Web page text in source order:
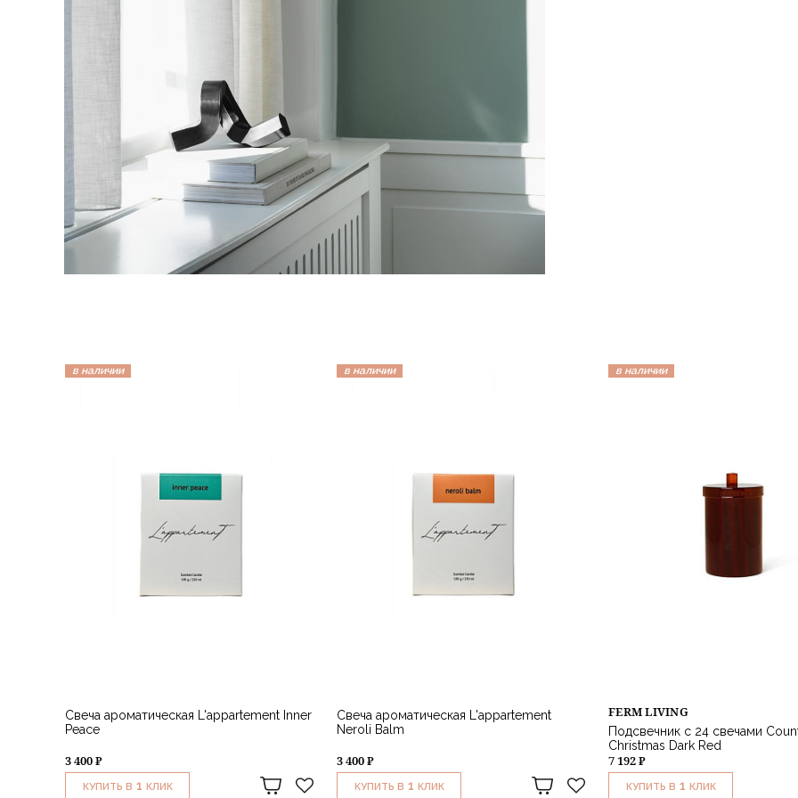
в наличии
Свеча ароматическая L'appartement Inner
Peace
3 400 ₽
КУПИТЬ В 1 КЛИК
в наличии
Свеча ароматическая L'appartement
Neroli Balm
3 400 ₽
КУПИТЬ В 1 КЛИК
в наличии
FERM LIVING
Подсвечник с 24 свечами
Christmas Dark Red
7 192 ₽
КУПИТЬ В 1 КЛИК